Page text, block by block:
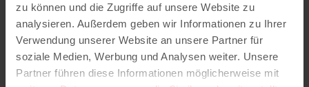
zu können und die Zugriffe auf unsere Website zu
analysieren. Außerdem geben wir Informationen zu Ihrer
Verwendung unserer Website an unsere Partner für
soziale Medien, Werbung und Analysen weiter. Unsere
Partner führen diese Informationen möglicherweise mit
Weitere Veranstaltungen